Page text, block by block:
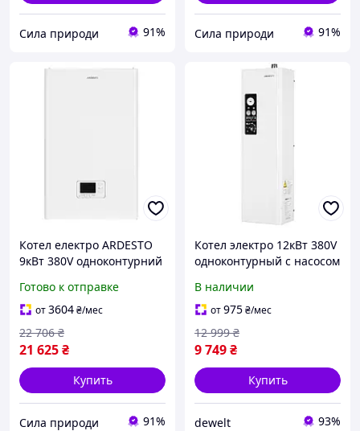
Сила природи 91% Сила природи 91%
Котел електро ARDESTO
9кВт 380V одноконтурний
Готово к отправке
от3604₴/мес
21 625₴
22 706 ₴
Купить
Сила природи 91%
Котел электро 12кВт 380V
одноконтурный с насосом
В наличии
от975₴/мес
9 749₴
12 999 ₴
Купить
dewelt 93%